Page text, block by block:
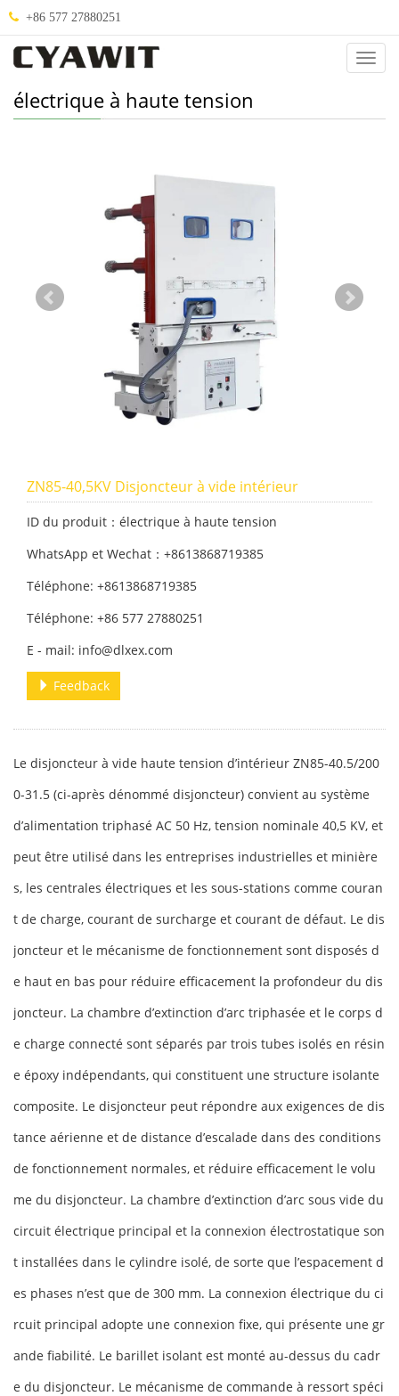
+86 577 27880251
électrique à haute tension
ZN85-40,5KV Disjoncteur à vide intérieur
ID du produit：électrique à haute tension
WhatsApp et Wechat：+8613868719385
Téléphone: +8613868719385
Téléphone: +86 577 27880251
E - mail: info@dlxex.com
Feedback
Le disjoncteur à vide haute tension d’intérieur ZN85-40.5/200
0-31.5 (ci-après dénommé disjoncteur) convient au système
d’alimentation triphasé AC 50 Hz, tension nominale 40,5 KV, et
peut être utilisé dans les entreprises industrielles et minière
s, les centrales électriques et les sous-stations comme couran
t de charge, courant de surcharge et courant de défaut. Le dis
joncteur et le mécanisme de fonctionnement sont disposés d
e haut en bas pour réduire efficacement la profondeur du dis
joncteur. La chambre d’extinction d’arc triphasée et le corps d
e charge connecté sont séparés par trois tubes isolés en résin
e époxy indépendants, qui constituent une structure isolante
composite. Le disjoncteur peut répondre aux exigences de dis
tance aérienne et de distance d’escalade dans des conditions
de fonctionnement normales, et réduire efficacement le volu
me du disjoncteur. La chambre d’extinction d’arc sous vide du
circuit électrique principal et la connexion électrostatique son
t installées dans le cylindre isolé, de sorte que l’espacement d
es phases n’est que de 300 mm. La connexion électrique du ci
rcuit principal adopte une connexion fixe, qui présente une gr
ande fiabilité. Le barillet isolant est monté au-dessus du cadr
e du disjoncteur. Le mécanisme de commande à ressort spéci